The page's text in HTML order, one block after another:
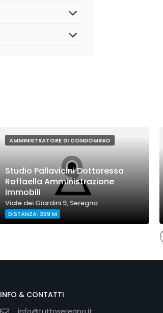
AMMINISTRATORE DI CONDOMINIO
Studio Pallavicini Dottoressa
Raffaella Amministrazione
Immobili
Viale dei Giardini 9, Seregno
DISTANZA: 359 M
INFO & CONTATTI